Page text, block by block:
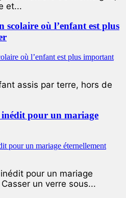
et...
scolaire où l’enfant est plus
assis par terre, hors de
inédit pour un mariage
pour un mariage
un verre sous...